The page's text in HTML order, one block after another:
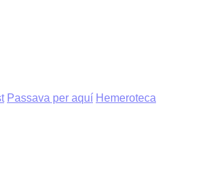
Passava per aquí Hemeroteca